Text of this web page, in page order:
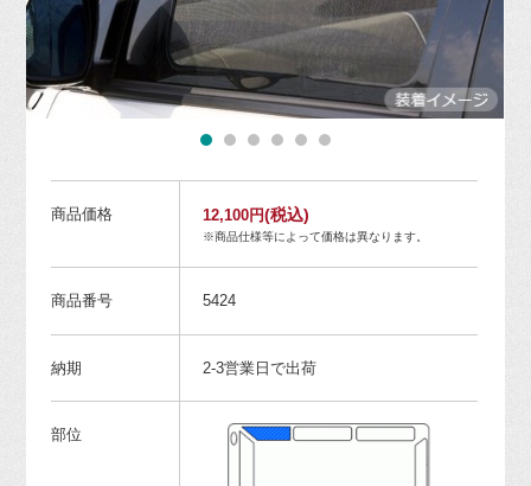
商品価格 12,100円(税込)
※商品仕様等によって価格は異なります。
商品番号 5424
納期 2-3営業日で出荷
部位